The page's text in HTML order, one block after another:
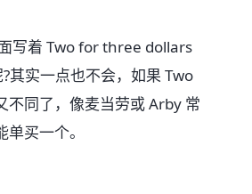
写着 Two for three dollars
其实一点也不会，如果 Two
同了，像麦当劳或 Arby 常
买一个。